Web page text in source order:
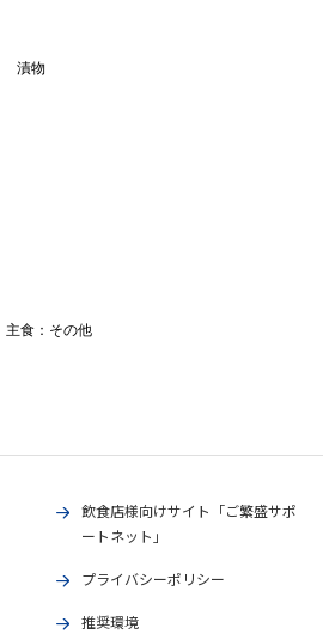
漬物
主食：その他
飲食店様向けサイト「ご繁盛サポ
ートネット」
プライバシーポリシー
推奨環境